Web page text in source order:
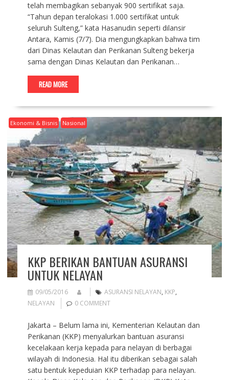
telah membagikan sebanyak 900 sertifikat saja.
“Tahun depan teralokasi 1.000 sertifikat untuk
seluruh Sulteng,” kata Hasanudin seperti dilansir
Antara, Kamis (7/7). Dia mengungkapkan bahwa tim
dari Dinas Kelautan dan Perikanan Sulteng bekerja
sama dengan Dinas Kelautan dan Perikanan…
READ MORE
Ekonomi & Bisnis Nasional
KKP BERIKAN BANTUAN ASURANSI
UNTUK NELAYAN
09/05/2016 ASURANSI NELAYAN, KKP,
NELAYAN
0 COMMENT
Jakarta – Belum lama ini, Kementerian Kelautan dan
Perikanan (KKP) menyalurkan bantuan asuransi
kecelakaan kerja kepada para nelayan di berbagai
wilayah di Indonesia. Hal itu diberikan sebagai salah
satu bentuk kepeduian KKP terhadap para nelayan.